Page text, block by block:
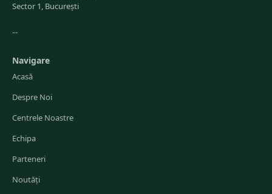
Sector 1, București
...
Navigare
Acasă
Despre Noi
Centrele Noastre
Echipa
Parteneri
Noutăți